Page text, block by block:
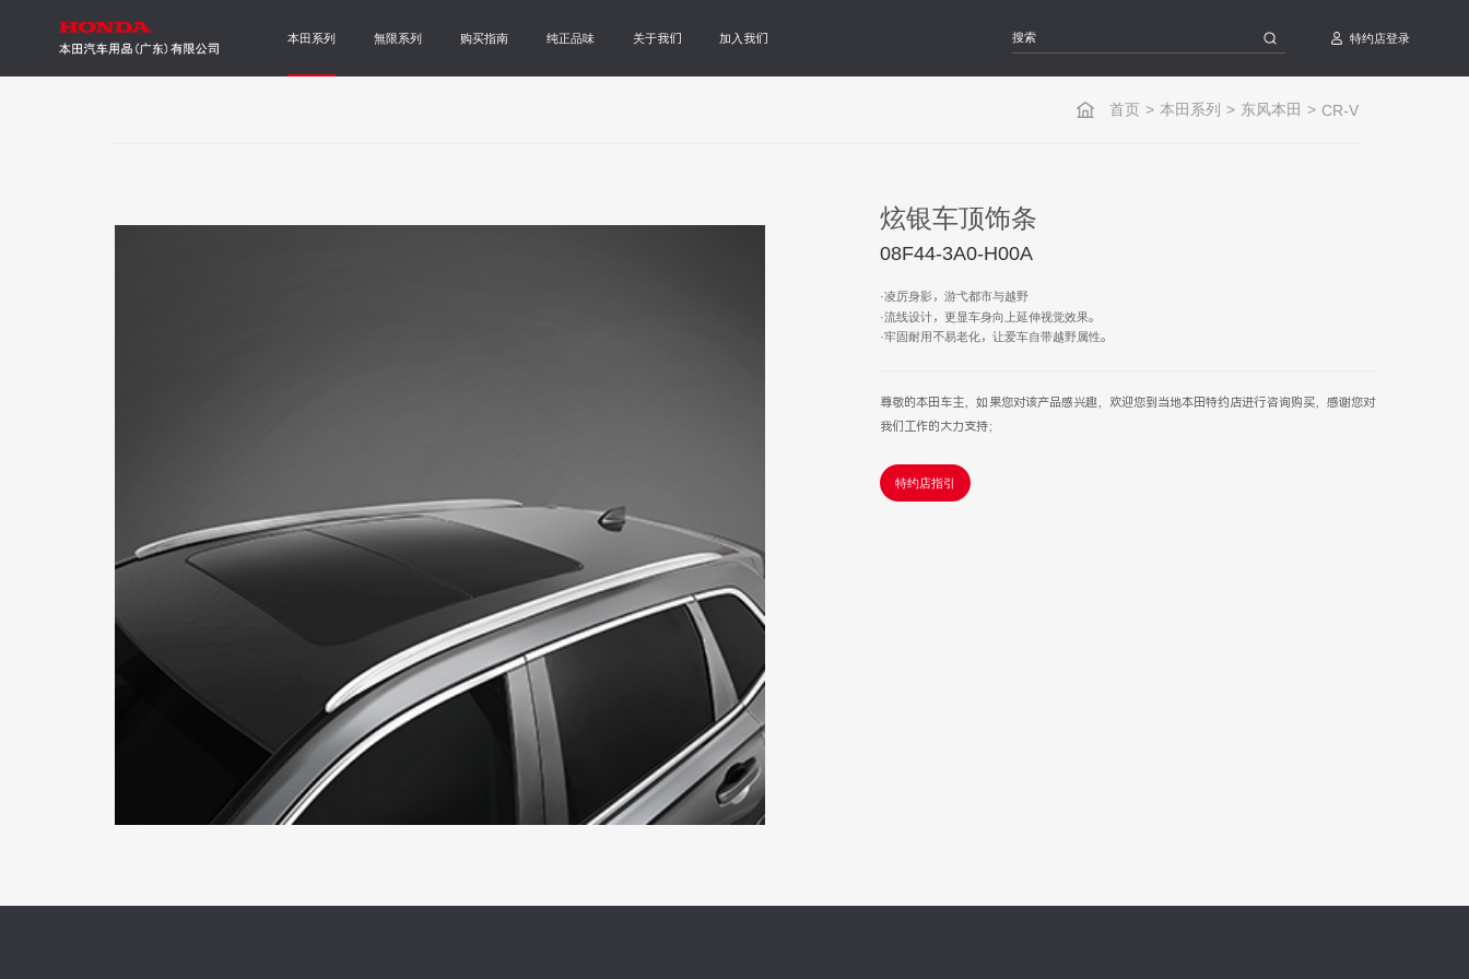
本田系列 無限系列 购买指南 纯正品味 关于我们 加入我们 特约店登录
首页 > 本田系列 > 东风本田 > CR-V
炫银车顶饰条
08F44-3A0-H00A
·凌厉身影，游弋都市与越野
·流线设计，更显车身向上延伸视觉效果。
·牢固耐用不易老化，让爱车自带越野属性。
尊敬的本田车主，如果您对该产品感兴趣，欢迎您到当地本田特约店进行咨询购买，感谢您对
我们工作的大力支持；
特约店指引